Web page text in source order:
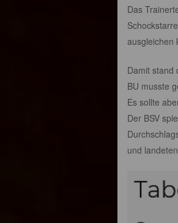
Das
ausgleichen
Damit stand
BU musste
Es sollte
Der BSV
und